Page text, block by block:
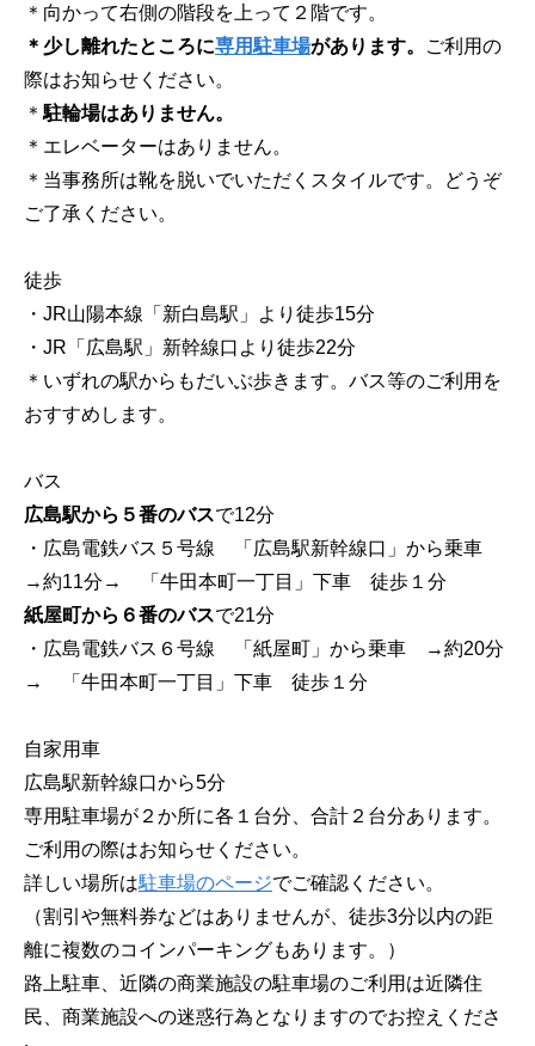
＊向かって右側の階段を上って２階です。
＊少し離れたところに専用駐車場があります。
ご利用の
際はお知らせください。
＊ 駐輪場はありません。
＊エレベーターはありません。
＊当事務所は靴を脱いでいただくスタイルです。どうぞ
ご了承ください。
徒歩
・JR山陽本線「新白島駅」より徒歩15分
・JR「広島駅」新幹線口より徒歩22分
＊いずれの駅からもだいぶ歩きます。バス等のご利用を
おすすめします。
バス
広島駅から５番のバスで12分
・広島電鉄バス５号線 「広島駅新幹線口」から乗車
→約11分→ 「牛田本町一丁目」下車 徒歩１分
紙屋町から６番のバスで21分
・広島電鉄バス６号線 「紙屋町」から乗車 →約20分
→ 「牛田本町一丁目」下車 徒歩１分
自家用車
広島駅新幹線口から5分
専用駐車場が２か所に各１台分、合計２台分あります。
ご利用の際はお知らせください。
詳しい場所は駐車場のページでご確認ください。
（割引や無料券などはありませんが、徒歩3分以内の距
離に複数のコインパーキングもあります。）
路上駐車、近隣の商業施設の駐車場のご利用は近隣住
民、商業施設への迷惑行為となりますのでお控えくださ